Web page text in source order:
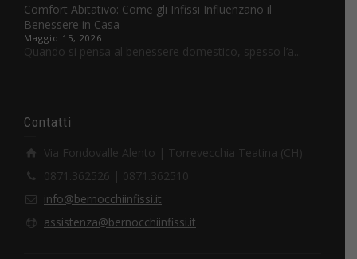
Comfort Abitativo: Come gli Infissi Influenzano il
Benessere in Casa
Maggio 15, 2026
Quando si pensa al benessere domestico, spesso l’a...
Contatti
Via Fondovalle Alento | Torrevecchia Teatina (CH)
0871.362526 | 0871.362510
info@bernocchiinfissi.it
assistenza@bernocchiinfissi.it